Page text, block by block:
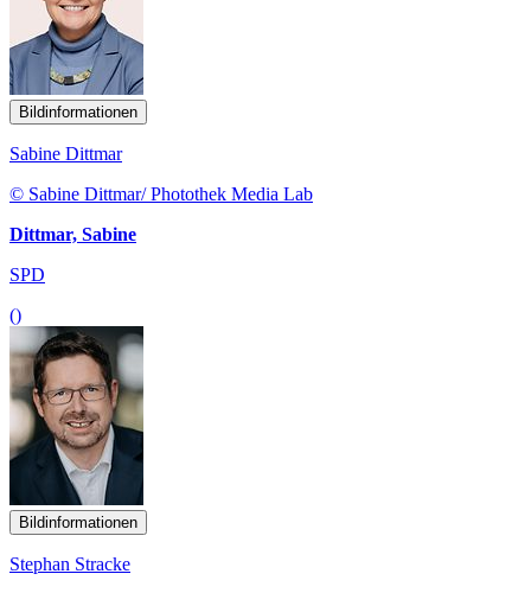
Bildinformationen
Sabine Dittmar
© Sabine Dittmar/ Photothek Media Lab
Dittmar, Sabine
SPD
()
Bildinformationen
Stephan Stracke